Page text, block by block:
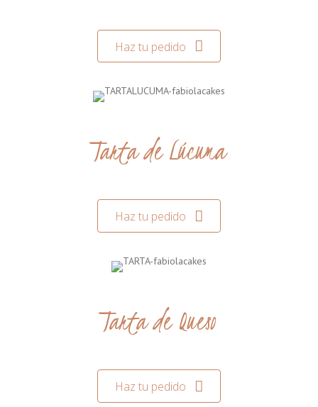
Haz tu pedido
Tarta de Lúcuma
Haz tu pedido
Tarta de Queso
Haz tu pedido